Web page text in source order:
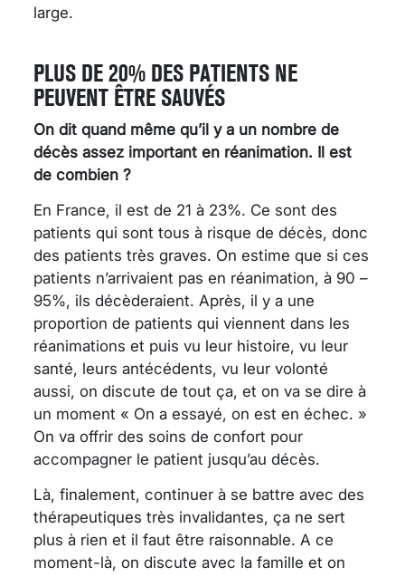
large.
PLUS DE 20% DES PATIENTS NE
PEUVENT ÊTRE SAUVÉS
On dit quand même qu’il y a un nombre de
décès assez important en réanimation. Il est
de combien ?
En France, il est de 21 à 23%. Ce sont des
patients qui sont tous à risque de décès, donc
des patients très graves. On estime que si ces
patients n’arrivaient pas en réanimation, à 90 –
95%, ils décèderaient. Après, il y a une
proportion de patients qui viennent dans les
réanimations et puis vu leur histoire, vu leur
santé, leurs antécédents, vu leur volonté
aussi, on discute de tout ça, et on va se dire à
un moment « On a essayé, on est en échec. »
On va offrir des soins de confort pour
accompagner le patient jusqu’au décès.
Là, finalement, continuer à se battre avec des
thérapeutiques très invalidantes, ça ne sert
plus à rien et il faut être raisonnable. A ce
moment-là, on discute avec la famille et on